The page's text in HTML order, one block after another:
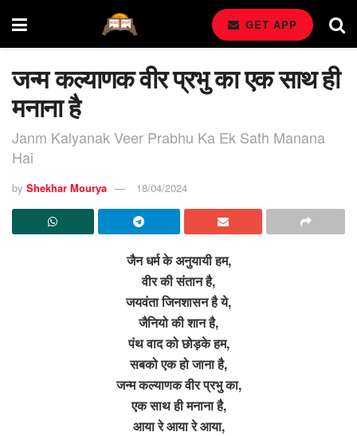
GET APP
जन्म कल्याणक वीर प्रभु का एक साथ ही
मनाना है
Janm Kalyanak Veer Prabhu Ka Ek Sath Manana
Hai
by Shekhar Mourya 18/04/2024
जैन धर्म के अनुयायी हम,
वीर की संतान है,
जयवंता जिनशासन है ये,
जैनियो की शान है,
पंथ वाद को छोड़के हम,
सबको एक हो जाना है,
जन्म कल्याणक वीर प्रभु का,
एक साथ ही मनाना है,
आया रे आया रे आया,